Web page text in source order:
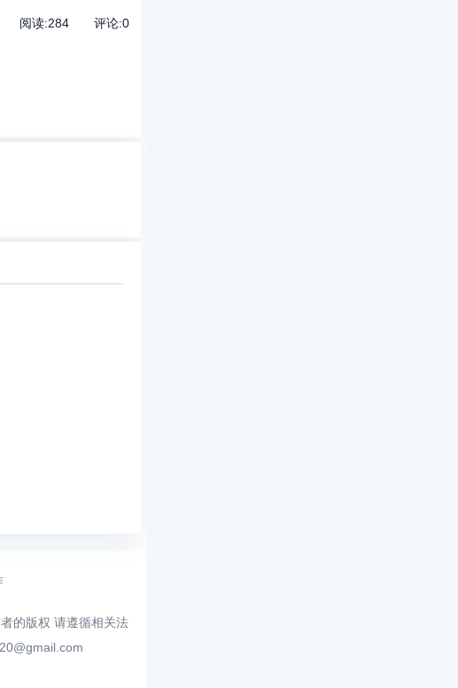
阅读:284评论:0
的版权 请遵循相关法